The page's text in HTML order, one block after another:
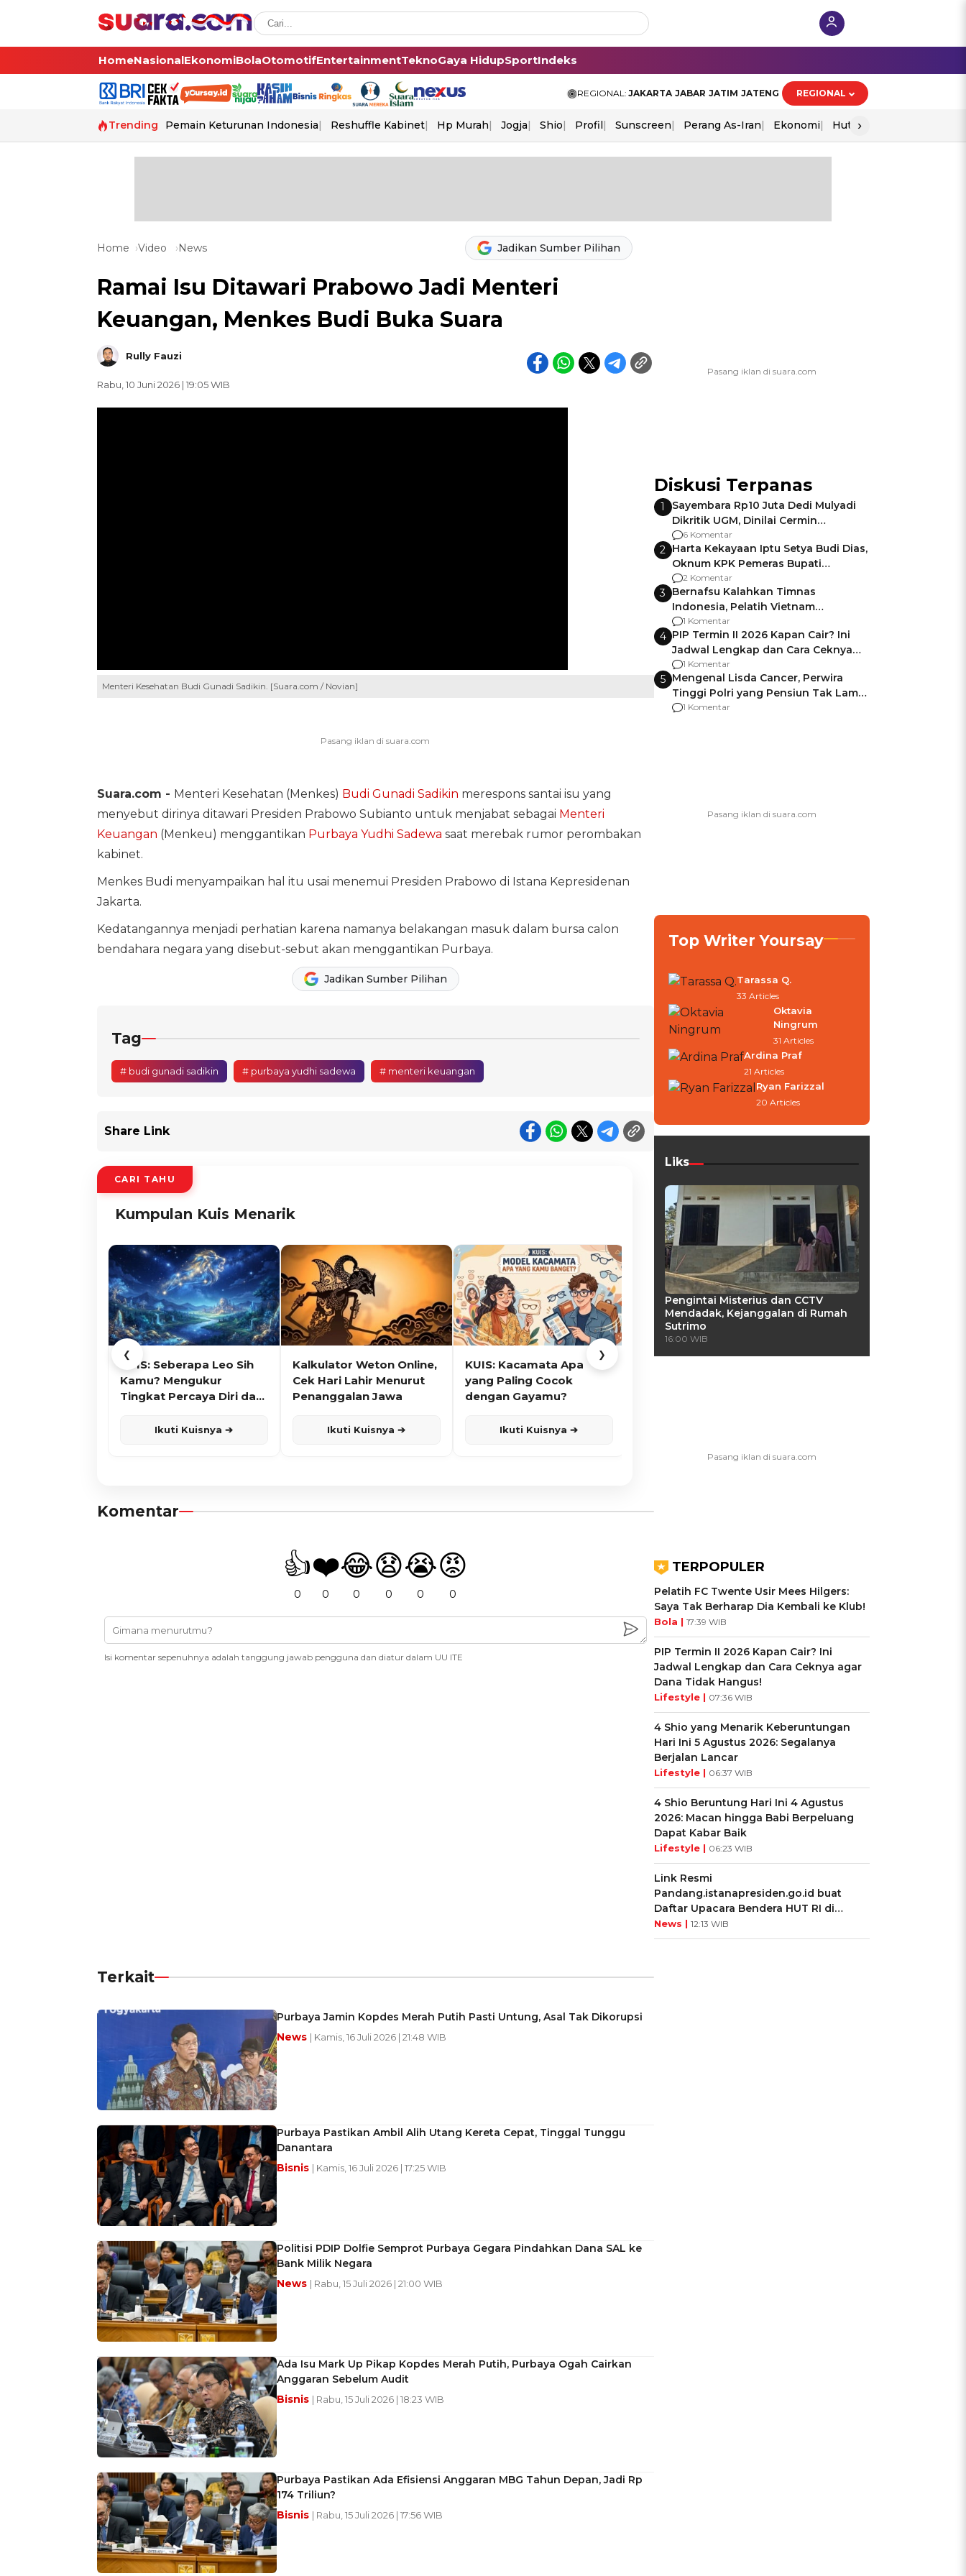
HomeNasionalEkonomiBolaOtomotifEntertainmentTeknoGaya HidupSportIndeks
REGIONAL: JAKARTA JABAR JATIM JATENG REGIONAL
Trending Pemain Keturunan Indonesia Reshuffle Kabinet Hp Murah Jogja Shio Profil Sunscreen Perang As-Iran Ekonomi Hut Ri
›
Home Video News Jadikan Sumber Pilihan
Ramai Isu Ditawari Prabowo Jadi Menteri
Keuangan, Menkes Budi Buka Suara
Rully Fauzi
Rabu, 10 Juni 2026 | 19:05 WIB
Menteri Kesehatan Budi Gunadi Sadikin. [Suara.com / Novian]
Suara.com - Menteri Kesehatan (Menkes) Budi Gunadi Sadikin merespons santai isu yang
menyebut dirinya ditawari Presiden Prabowo Subianto untuk menjabat sebagai Menteri
Keuangan (Menkeu) menggantikan Purbaya Yudhi Sadewa saat merebak rumor perombakan
kabinet.
Menkes Budi menyampaikan hal itu usai menemui Presiden Prabowo di Istana Kepresidenan
Jakarta.
Kedatangannya menjadi perhatian karena namanya belakangan masuk dalam bursa calon
bendahara negara yang disebut-sebut akan menggantikan Purbaya.
Jadikan Sumber Pilihan
Tag
# budi gunadi sadikin # purbaya yudhi sadewa # menteri keuangan
Share Link
CARI TAHU
Kumpulan Kuis Menarik
❮
KUIS: Seberapa Leo Sih
Kamu? Mengukur
Tingkat Percaya Diri dan
Ikuti Kuisnya ➔
Kalkulator Weton Online,
Cek Hari Lahir Menurut
Penanggalan Jawa
Ikuti Kuisnya ➔
KUIS: Kacamata Apa
yang Paling Cocok
dengan Gayamu?
Ikuti Kuisnya ➔
❯
Komentar
👍
0
❤️
0
😂
0
😧
0
😭
0
😡
0
Isi komentar sepenuhnya adalah tanggung jawab pengguna dan diatur dalam UU ITE
Terkait
Purbaya Jamin Kopdes Merah Putih Pasti Untung, Asal Tak Dikorupsi
News | Kamis, 16 Juli 2026 | 21:48 WIB
Purbaya Pastikan Ambil Alih Utang Kereta Cepat, Tinggal Tunggu
Danantara
Bisnis | Kamis, 16 Juli 2026 | 17:25 WIB
Politisi PDIP Dolfie Semprot Purbaya Gegara Pindahkan Dana SAL ke
Bank Milik Negara
News | Rabu, 15 Juli 2026 | 21:00 WIB
Ada Isu Mark Up Pikap Kopdes Merah Putih, Purbaya Ogah Cairkan
Anggaran Sebelum Audit
Bisnis | Rabu, 15 Juli 2026 | 18:23 WIB
Purbaya Pastikan Ada Efisiensi Anggaran MBG Tahun Depan, Jadi Rp
174 Triliun?
Bisnis | Rabu, 15 Juli 2026 | 17:56 WIB
Diskusi Terpanas
1
Sayembara Rp10 Juta Dedi Mulyadi
Dikritik UGM, Dinilai Cermin
Gagalnya Negara Jamin Keamanan
6 Komentar
2 Harta Kekayaan Iptu Setya Budi Dias,
Oknum KPK Pemeras Bupati
Pemalang
2 Komentar
3 Bernafsu Kalahkan Timnas
Indonesia, Pelatih Vietnam
Berencana Pakai Jimat di Pakansari
1 Komentar
4 PIP Termin II 2026 Kapan Cair? Ini
Jadwal Lengkap dan Cara Ceknya
agar Dana Tidak Hangus!
1 Komentar
5 Mengenal Lisda Cancer, Perwira
Tinggi Polri yang Pensiun Tak Lama
Usai Jadi Brigjen
1 Komentar
Top Writer Yoursay
Tarassa Q.
33 Articles
Oktavia
Ningrum
31 Articles
Ardina Praf
21 Articles
Ryan Farizzal
20 Articles
Liks
Pengintai Misterius dan CCTV
Mendadak, Kejanggalan di Rumah
Sutrimo
16:00 WIB
TERPOPULER
Pelatih FC Twente Usir Mees Hilgers:
Saya Tak Berharap Dia Kembali ke Klub!
Bola | 17:39 WIB
PIP Termin II 2026 Kapan Cair? Ini
Jadwal Lengkap dan Cara Ceknya agar
Dana Tidak Hangus!
Lifestyle | 07:36 WIB
4 Shio yang Menarik Keberuntungan
Hari Ini 5 Agustus 2026: Segalanya
Berjalan Lancar
Lifestyle | 06:37 WIB
4 Shio Beruntung Hari Ini 4 Agustus
2026: Macan hingga Babi Berpeluang
Dapat Kabar Baik
Lifestyle | 06:23 WIB
Link Resmi
Pandang.istanapresiden.go.id buat
Daftar Upacara Bendera HUT RI di
Istana Negara
News | 12:13 WIB